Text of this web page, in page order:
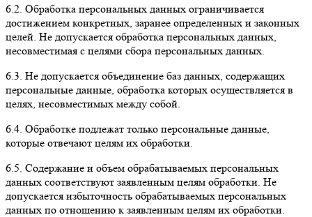
6.2. Обработка персональных данных ограничивается
достижением конкретных, заранее определенных и законных
целей. Не допускается обработка персональных данных,
несовместимая с целями сбора персональных данных.
6.3. Не допускается объединение баз данных, содержащих
персональные данные, обработка которых осуществляется в
целях, несовместимых между собой.
6.4. Обработке подлежат только персональные данные,
которые отвечают целям их обработки.
6.5. Содержание и объем обрабатываемых персональных
данных соответствуют заявленным целям обработки. Не
допускается избыточность обрабатываемых персональных
данных по отношению к заявленным целям их обработки.